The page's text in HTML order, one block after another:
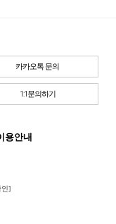
카카오톡 문의
1:1문의하기
용안내
인]